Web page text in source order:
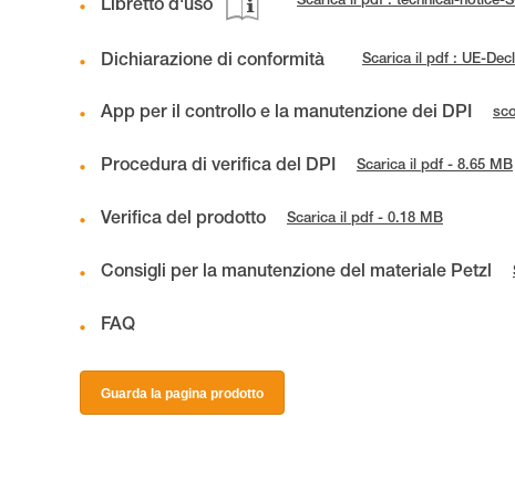
Libretto d'uso
Dichiarazione di conformità Scarica il pdf : UE-
App per il controllo e la manutenzione dei DPI
Procedura di verifica del DPI Scarica il pdf - 8.65 MB
Verifica del prodotto Scarica il pdf - 0.18 MB
Consigli per la manutenzione del materiale Petzl
FAQ
Guarda la pagina prodotto